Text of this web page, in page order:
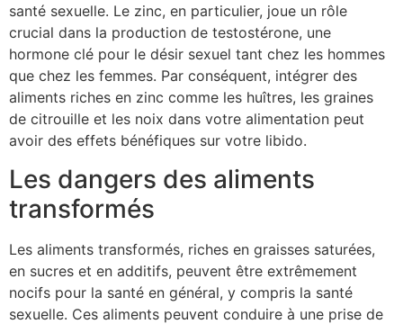
santé sexuelle. Le zinc, en particulier, joue un rôle
crucial dans la production de testostérone, une
hormone clé pour le désir sexuel tant chez les hommes
que chez les femmes. Par conséquent, intégrer des
aliments riches en zinc comme les huîtres, les graines
de citrouille et les noix dans votre alimentation peut
avoir des effets bénéfiques sur votre libido.
Les dangers des aliments
transformés
Les aliments transformés, riches en graisses saturées,
en sucres et en additifs, peuvent être extrêmement
nocifs pour la santé en général, y compris la santé
sexuelle. Ces aliments peuvent conduire à une prise de